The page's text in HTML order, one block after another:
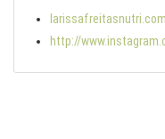
http://